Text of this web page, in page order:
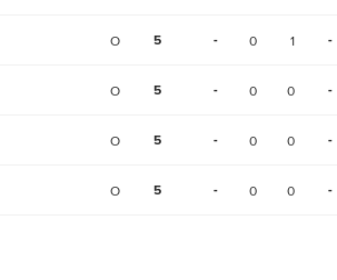
O 5 - 0 1 -
O 5 - 0 0 -
O 5 - 0 0 -
O 5 - 0 0 -